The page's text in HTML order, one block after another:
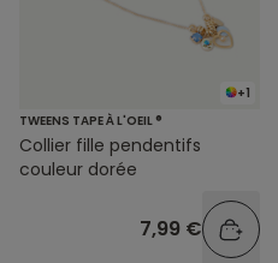
+1
TWEENS TAPE À L'OEIL ®
Collier fille pendentifs
couleur dorée
7,99 €